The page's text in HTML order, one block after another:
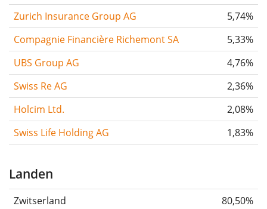
Zurich Insurance Group AG
5,74%
Compagnie Financière Richemont SA
5,33%
UBS Group AG
4,76%
Swiss Re AG
2,36%
Holcim Ltd.
2,08%
Swiss Life Holding AG
1,83%
Landen
Zwitserland
80,50%